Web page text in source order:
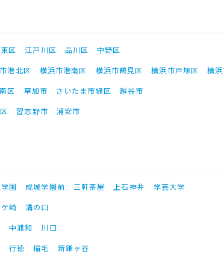
区 江戸川区 品川区
中野区
港北区 横浜市港南区 横浜市鶴見区 横浜市戸塚区
横
区 草加市 さいたま市緑区
越谷市
習志野市 浦安市
園 成城学園前 三軒茶屋 上石神井
学芸大学
崎
溝の口
中浦和
川口
行徳 稲毛 新鎌ヶ谷